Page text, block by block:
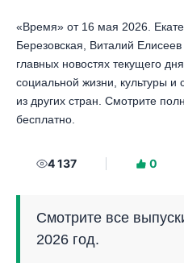
«Время» от 16 мая 2026.
Березовская, Виталий
главных новостях текущего
социальной жизни, культуры и
из других стран. Смотрите
бесплатно.
4 137 0
Смотрите все
2026 год.